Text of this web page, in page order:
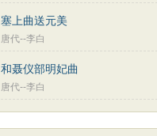
塞上曲送元美
唐代--李白
和聂仪部明妃曲
唐代--李白